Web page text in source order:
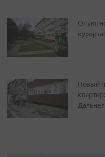
От
Новый